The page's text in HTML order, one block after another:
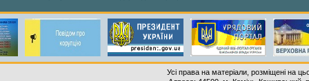
Усі права на матеріали, розміщені на